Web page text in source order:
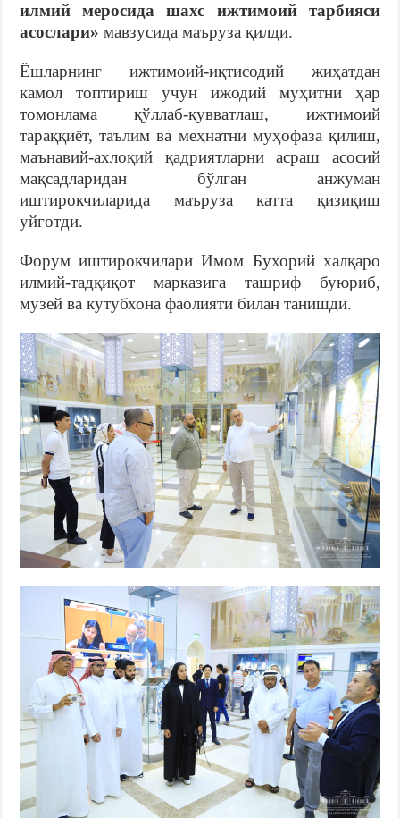
илмий меросида шахс ижтимоий тарбияси
асослари» мавзусида маъруза қилди.
Ёшларнинг ижтимоий-иқтисодий жиҳатдан
камол топтириш учун ижодий муҳитни ҳар
томонлама қўллаб-қувватлаш, ижтимоий
тараққиёт, таълим ва меҳнатни муҳофаза қилиш,
маънавий-ахлоқий қадриятларни асраш асосий
мақсадларидан бўлган анжуман
иштирокчиларида маъруза катта қизиқиш
уйғотди.
Форум иштирокчилари Имом Бухорий халқаро
илмий-тадқиқот марказига ташриф буюриб,
музей ва кутубхона фаолияти билан танишди.